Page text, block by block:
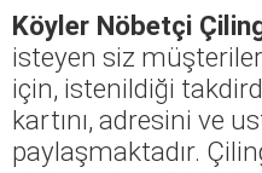
Köyler Nöbetçi
isteyen siz
için, istenildiği
kartını, adresini ve
paylaşmaktadır.